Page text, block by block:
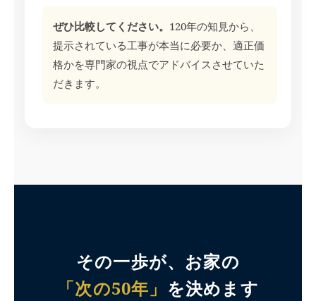
ぜひ比較してください。 120年の知見から、
提示されている工事が本当に必要か、適正価
格かを専門家の視点でアドバイスさせていた
だきます。
その一歩が、お家の
「次の50年」 を決めます